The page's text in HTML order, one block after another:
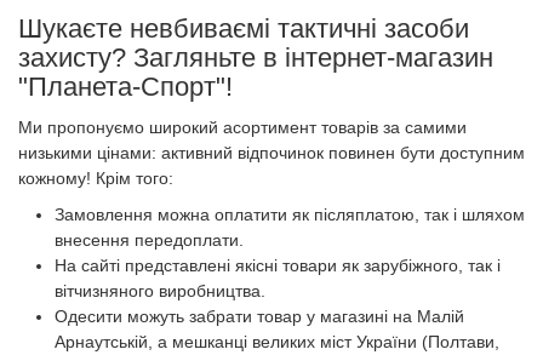
Шукаєте невбиваємі тактичні засоби
захисту? Загляньте в інтернет-магазин
"Планета-Спорт"!
Ми пропонуємо широкий асортимент товарів за самими
низькими цінами: активний відпочинок повинен бути доступним
кожному! Крім того:
Замовлення можна оплатити як післяплатою, так і шляхом
внесення передоплати.
На сайті представлені якісні товари як зарубіжного, так і
вітчизняного виробництва.
Одесити можуть забрати товар у магазині на Малій
Арнаутській, а мешканці великих міст України (Полтави,